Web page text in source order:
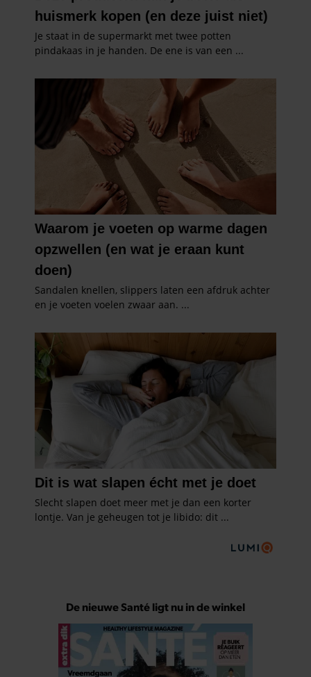
De nieuwe Santé ligt nu in de winkel